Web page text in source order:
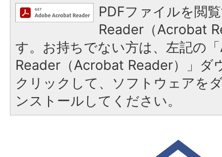
PDFファイルを閲
Reader（Acrobat
す。お持ちでない方は、左記の
Reader（Acrobat Reader）」ダ
クリックして、ソフトウェアを
ンストールしてください。